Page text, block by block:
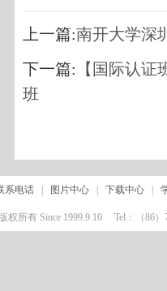
上一篇:南开大学深
下一篇: 【国际认
班
系电话 图片中心 下载中心
权所有 Since 1999.9.10 Tel：（